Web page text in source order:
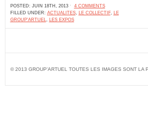
POSTED: JUIN 18TH, 2013 ˑ 4 COMMENTS
FILLED UNDER: ACTUALITES, LE COLLECTIF, LE
GROUP'ARTUEL, LES EXPOS
© 2013 GROUP'ARTUEL TOUTES LES IMAGES SONT LA